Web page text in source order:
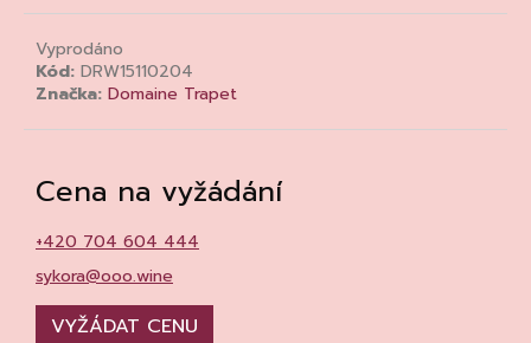
Vyprodáno
Kód: DRW15110204
Značka: Domaine Trapet
Cena na vyžádání
+420 704 604 444
sykora@ooo.wine
VYŽÁDAT CENU
D
p
u
č
u